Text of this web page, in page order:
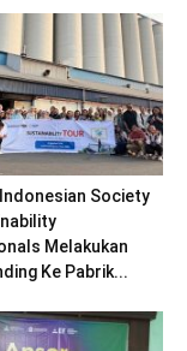
Society
Melakukan
Ke Pabrik...